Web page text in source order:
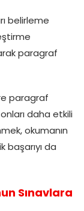
belirleme
paragraf
paragraf
daha etkili
okumanın
başarıyı da
Sınavlara